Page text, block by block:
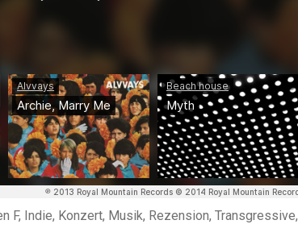
F, Indie, Konzert, Musik, Rezension, Transgressive,